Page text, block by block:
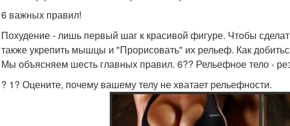
6 важных правил!
Похудение - лишь первый шаг к красивой фигуре. Чтобы
также укрепить мышцы и "Прорисовать" их рельеф. Как
Мы объясняем шесть главных правил. 6?? Рельефное тело -
? 1? Оцените, почему вашему телу не хватает рельефности.